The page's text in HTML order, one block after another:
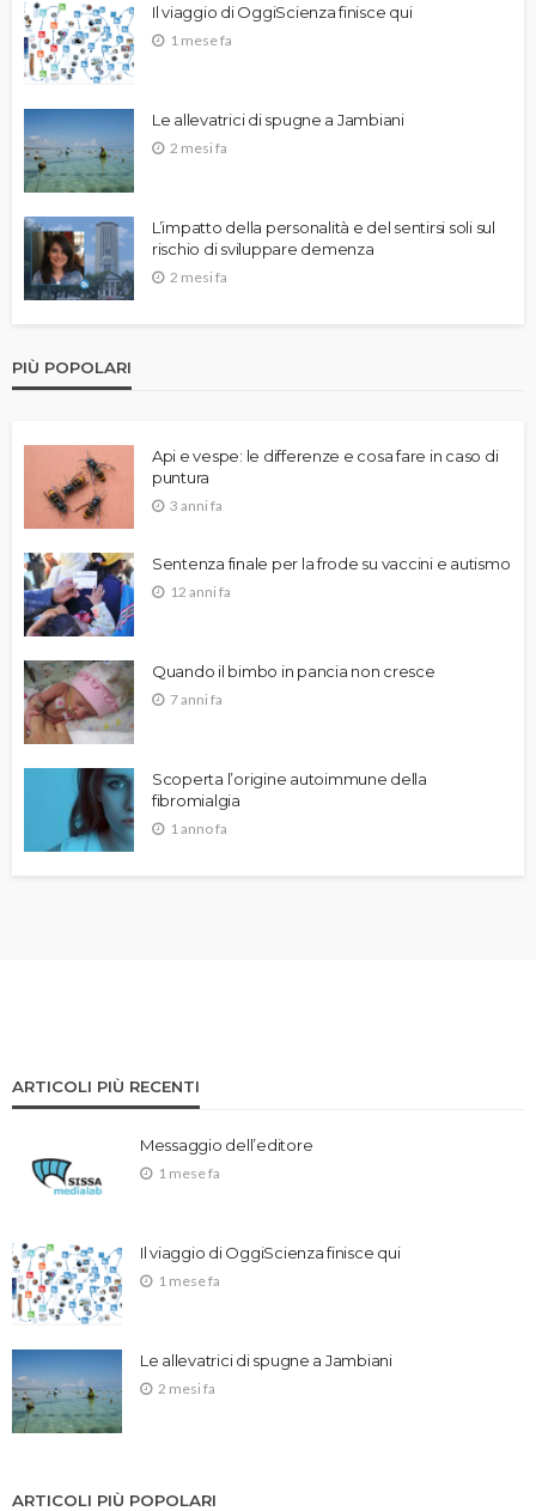
Il viaggio di OggiScienza finisce qui
1 mese fa
Le allevatrici di spugne a Jambiani
2 mesi fa
L’impatto della personalità e del sentirsi soli sul
rischio di sviluppare demenza
2 mesi fa
PIÙ POPOLARI
Api e vespe: le differenze e cosa fare in caso di
puntura
3 anni fa
Sentenza finale per la frode su vaccini e autismo
12 anni fa
Quando il bimbo in pancia non cresce
7 anni fa
Scoperta l’origine autoimmune della
fibromialgia
1 anno fa
ARTICOLI PIÙ RECENTI
Messaggio dell’editore
1 mese fa
Il viaggio di OggiScienza finisce qui
1 mese fa
Le allevatrici di spugne a Jambiani
2 mesi fa
ARTICOLI PIÙ POPOLARI